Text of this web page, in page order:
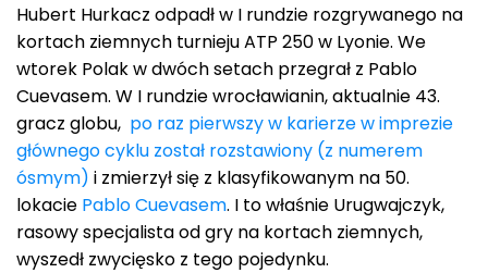
Hubert Hurkacz odpadł w I rundzie rozgrywanego na
kortach ziemnych turnieju ATP 250 w Lyonie. We
wtorek Polak w dwóch setach przegrał z Pablo
Cuevasem. W I rundzie wrocławianin, aktualnie 43.
gracz globu, po raz pierwszy w karierze w imprezie
głównego cyklu został rozstawiony (z numerem
ósmym) i zmierzył się z klasyfikowanym na 50.
lokacie Pablo Cuevasem. I to właśnie Urugwajczyk,
rasowy specjalista od gry na kortach ziemnych,
wyszedł zwycięsko z tego pojedynku.